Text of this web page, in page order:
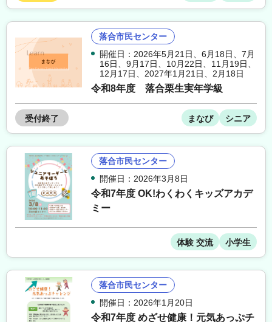
落合市民センター
開催日：2026年5月21日
6月18日
7月
16日
9月17日 10月22日 11月19日
12月17日
2027年1月21日 2月18日
令和8年度 落合栗生実年学級
受付終了 まなび シニア
落合市民センター
開催日：2026年3月8日
令和7年度 OK!わくわくキッズアカデ
ミー
体験 交流 小学生
落合市民センター
開催日：2026年1月20日
令和7年度 めざせ健康！元気あっぷチ